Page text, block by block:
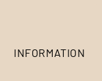
INFORMATION